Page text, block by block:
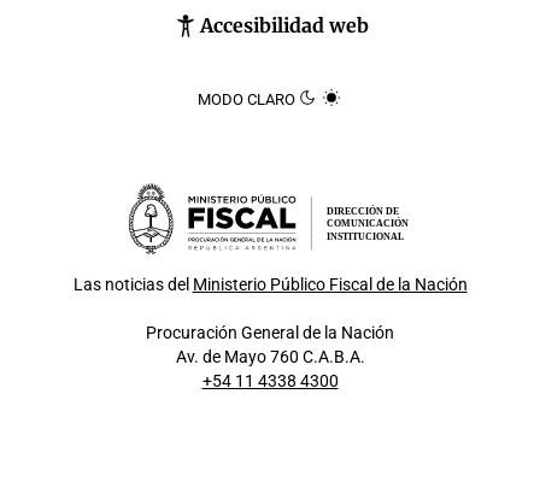
Accesibilidad web
MODO CLARO
DIRECCIÓN DE
COMUNICACIÓN
INSTITUCIONAL
Las noticias del Ministerio Público Fiscal de la Nación
Procuración General de la Nación
Av. de Mayo 760 C.A.B.A.
+54 11 4338 4300